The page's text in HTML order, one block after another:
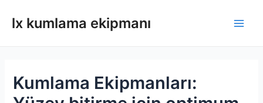
atlalx kumlama ekipmanı
Kumlama Ekipmanları: